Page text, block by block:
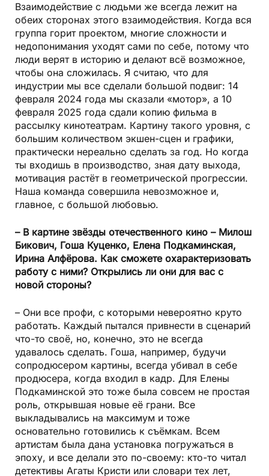
Взаимодействие с людьми же всегда лежит на
обеих сторонах этого взаимодействия. Когда вся
группа горит проектом, многие сложности и
недопонимания уходят сами по себе, потому что
люди верят в историю и делают всё возможное,
чтобы она сложилась. Я считаю, что для
индустрии мы все сделали большой подвиг: 14
февраля 2024 года мы сказали «мотор», а 10
февраля 2025 года сдали копию фильма в
рассылку кинотеатрам. Картину такого уровня, с
большим количеством экшен-сцен и графики,
практически нереально сделать за год. Но когда
ты входишь в производство, зная дату выхода,
мотивация растёт в геометрической прогрессии.
Наша команда совершила невозможное и,
главное, с большой любовью.
– В картине звёзды отечественного кино – Милош
Бикович, Гоша Куценко, Елена Подкаминская,
Ирина Алфёрова. Как сможете охарактеризовать
работу с ними? Открылись ли они для вас с
новой стороны?
– Они все профи, с которыми невероятно круто
работать. Каждый пытался привнести в сценарий
что-то своё, но, конечно, это не всегда
удавалось сделать. Гоша, например, будучи
сопродюсером картины, всегда убивал в себе
продюсера, когда входил в кадр. Для Елены
Подкаминской это тоже была совсем не простая
роль, открывшая новые её грани. Все
выкладывались на максимум и тоже
основательно готовились к съёмкам. Всем
артистам была дана установка погружаться в
эпоху, и все делали это по-своему: кто-то читал
детективы Агаты Кристи или словари тех лет,